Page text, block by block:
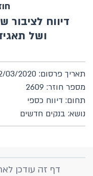
דיווח
ושל
תאריך פרסום: 12/03/2020
מספר חוזר: 2609
תחום: דיווח כספי
נושא: בנקים חדשים
דף זה עודכן